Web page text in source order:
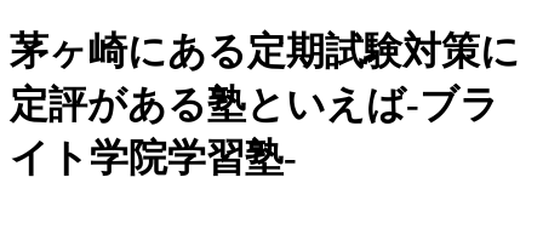
茅ヶ崎にある定期試験対策に
定評がある塾といえば-ブラ
イト学院学習塾-